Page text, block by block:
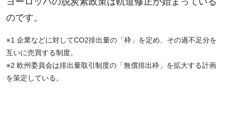
のです。
※1 企業などに対してCO2排出量の「枠」を定め、その過不足分を
互いに売買する制度。
※2 欧州委員会は排出量取引制度の「無償排出枠」を拡大する計画
を策定している。